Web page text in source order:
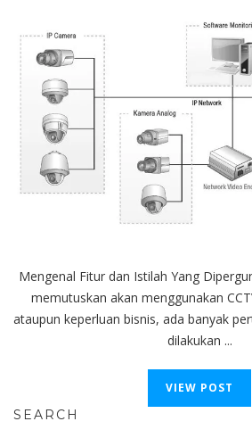
Mengenal Fitur dan Istilah Yang
memutuskan akan menggunakan
ataupun keperluan bisnis, ada banyak
dilakukan ...
VIEW POST
SEARCH